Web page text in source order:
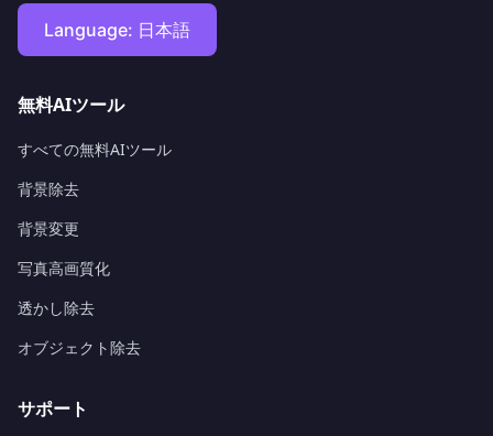
Language: 日本語
無料AIツール
すべての無料AIツール
背景除去
背景変更
写真高画質化
透かし除去
オブジェクト除去
サポート